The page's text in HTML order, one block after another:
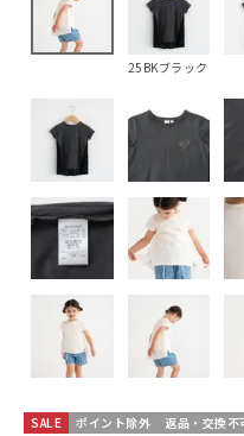
25BKブラック
SALE ポイント除外 返品・交換不